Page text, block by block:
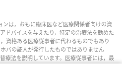
ンは，おもに臨床医など医療関係者向けの資
ドバイスを与えたり，特定の治療法を勧めた
資格ある医療従事者に代わるものでもあり
バの証人が発行したものではありません
療法を説明しています。医療従事者には，最
選択肢について話し合い，患者が自分の健